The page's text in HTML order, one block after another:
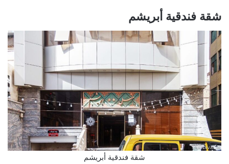
شقة فندقية أبريشم
شقة فندقية أبريشم